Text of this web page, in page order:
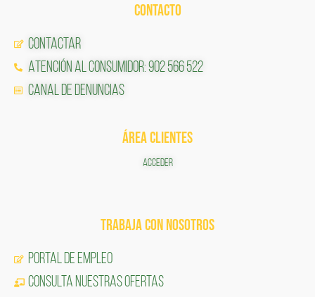
CONTACTO
Contactar
Atención al Consumidor: 902 566 522
Canal de Denuncias
ÁREA CLIENTES
ACCEDER
TRABAJA CON NOSOTROS
Portal de Empleo
CONSULTA NUESTRAS OFERTAS